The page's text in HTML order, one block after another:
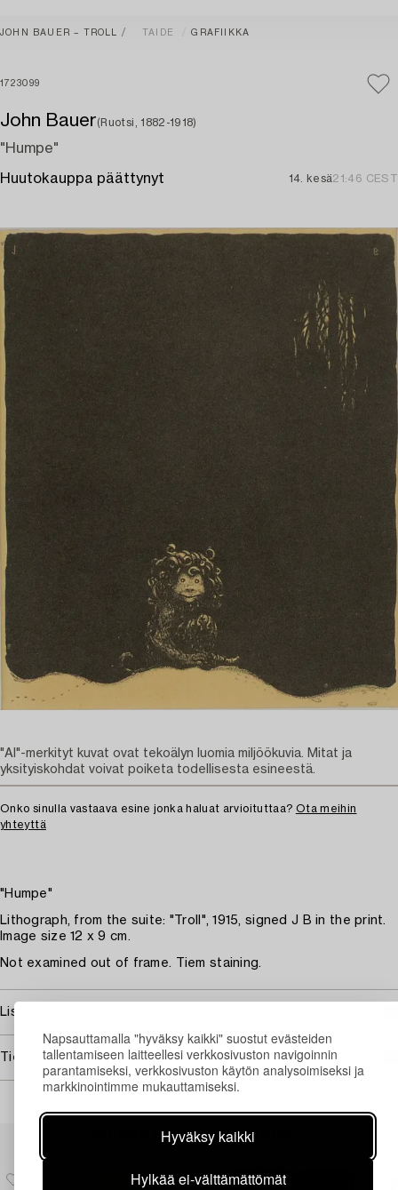
Napsauttamalla "hyväksy kaikki" suostut evästeiden
tallentamiseen laitteellesi verkkosivuston navigoinnin
parantamiseksi, verkkosivuston käytön analysoimiseksi ja
markkinointimme mukauttamiseksi.
Hyväksy kaikki
Hylkää ei-välttämättömät
JOHN BAUER – TROLL TAIDE GRAFIIKKA
1723099
John Bauer(Ruotsi, 1882-1918)
"Humpe"
Huutokauppa päättynyt 14. kesä21:46 CEST
Onko sinulla vastaava esine jonka haluat arvioituttaa? Ota meihin
yhteyttä
"Humpe"
Lithograph, from the suite: "Troll", 1915, signed J B in the print.
Image size 12 x 9 cm.
Not examined out of frame. Tiem staining.
Lisää taiteilijasta John Bauer
Tietoa ostamisesta
"AI"-merkityt kuvat ovat tekoälyn luomia miljöökuvia. Mitat ja
yksityiskohdat voivat poiketa todellisesta esineestä.
Muiden katsomia kohteita